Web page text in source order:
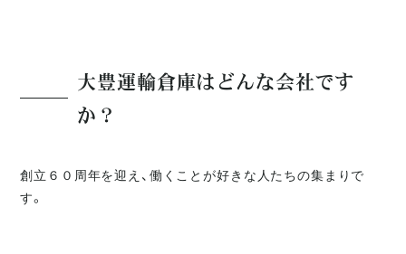
大豊運輸倉庫はどんな会社です
か？
創立６０周年を迎え、働くことが好きな人たちの集まりで
す。